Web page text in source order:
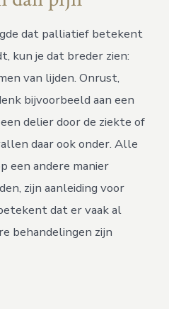
dat palliatief betekent
kun je dat breder zien:
van lijden. Onrust,
bijvoorbeeld aan een
delier door de ziekte of
daar ook onder. Alle
een andere manier
zijn aanleiding voor
dat er vaak al
behandelingen zijn